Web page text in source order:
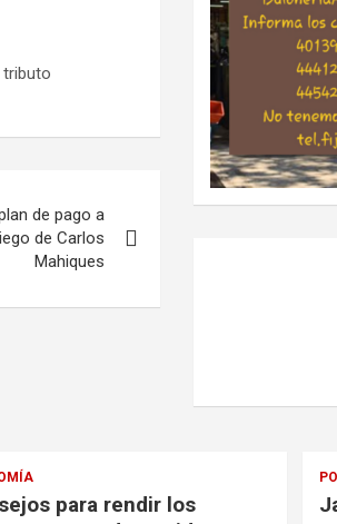
tributo
de pago a
de Carlos
Mahiques
para rendir los